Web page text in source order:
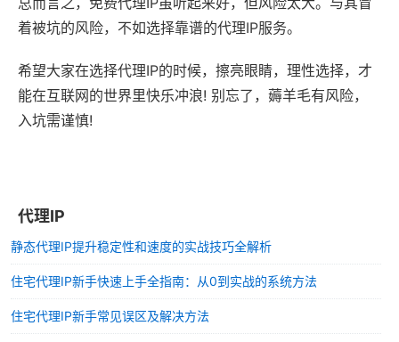
着被坑的风险，不如选择靠谱的代理IP服务。
希望大家在选择代理IP的时候，擦亮眼睛，理性选择，才
能在互联网的世界里快乐冲浪! 别忘了，薅羊毛有风险，
入坑需谨慎!
代理IP
静态代理IP提升稳定性和速度的实战技巧全解析
住宅代理IP新手快速上手全指南：从0到实战的系统方法
住宅代理IP新手常见误区及解决方法